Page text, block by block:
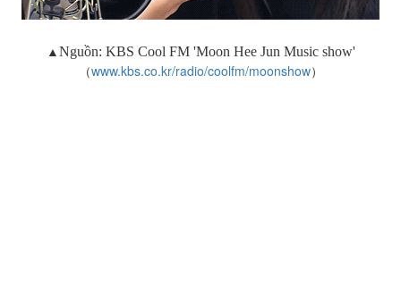
▲Nguồn: KBS Cool FM 'Moon Hee Jun Music show'
（www.kbs.co.kr/radio/coolfm/moonshow）